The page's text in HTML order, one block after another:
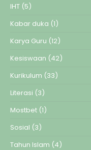
IHT (5)
Kabar duka (1)
Karya Guru (12)
Kesiswaan (42)
Kurikulum (33)
Literasi (3)
Mostbet (1)
Sosial (3)
Tahun Islam (4)